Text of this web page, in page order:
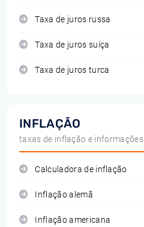
Taxa de juros russa
Taxa de juros suíça
Taxa de juros turca
INFLAÇÃO
taxas de inflação e informações
Calculadora de inflação
Inflação alemã
Inflação americana